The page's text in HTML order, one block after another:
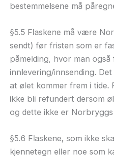
bestemmelsene må
§5.5 Flaskene må være
sendt) før fristen som er
påmelding, hvor man
innlevering/innsending.
at ølet kommer frem i tide.
ikke bli refundert dersom
og dette ikke er Norbryggs
§5.6 Flaskene, som ikke
kjennetegn eller noe som